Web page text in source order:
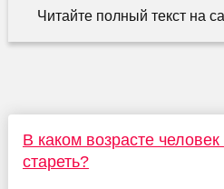
Читайте полный текст на
В каком возрасте
стареть?